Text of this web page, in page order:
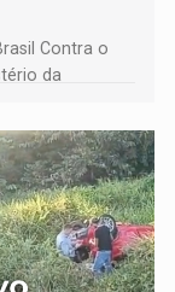
Contra o
da